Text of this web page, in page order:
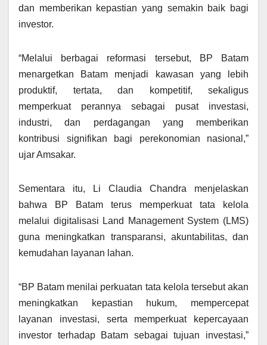
dan memberikan kepastian yang semakin baik bagi
investor.
“Melalui berbagai reformasi tersebut, BP Batam
menargetkan Batam menjadi kawasan yang lebih
produktif, tertata, dan kompetitif, sekaligus
memperkuat perannya sebagai pusat investasi,
industri, dan perdagangan yang memberikan
kontribusi signifikan bagi perekonomian nasional,”
ujar Amsakar.
Sementara itu, Li Claudia Chandra menjelaskan
bahwa BP Batam terus memperkuat tata kelola
melalui digitalisasi Land Management System (LMS)
guna meningkatkan transparansi, akuntabilitas, dan
kemudahan layanan lahan.
“BP Batam menilai perkuatan tata kelola tersebut akan
meningkatkan kepastian hukum, mempercepat
layanan investasi, serta memperkuat kepercayaan
investor terhadap Batam sebagai tujuan investasi,”